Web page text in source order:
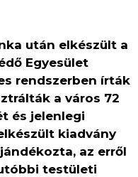
után elkészült a
Egyesület
rendszerben írták
a város 72
és jelenlegi
kiadvány
az erről
testületi